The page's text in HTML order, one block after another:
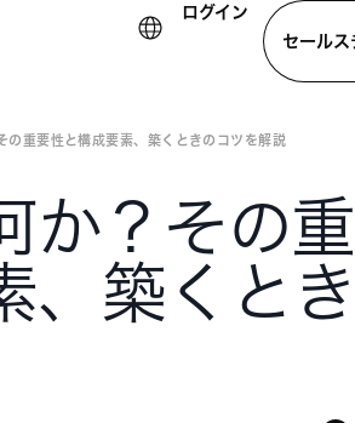
ログイン
セールス
セールスチームに問い合わせる デモを見る
の重要性と構成要素、築くときのコツを解説
か？その重
、築くとき